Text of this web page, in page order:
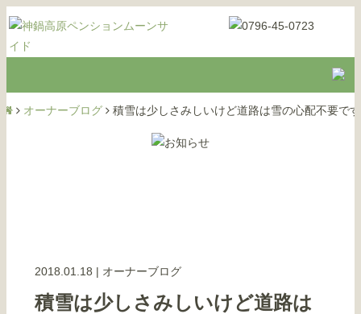
オーナーブログ 積雪は少しさみしいけど道路は雪の心配不要です
2018.01.18 | オーナーブログ
積雪は少しさみしいけど道路は